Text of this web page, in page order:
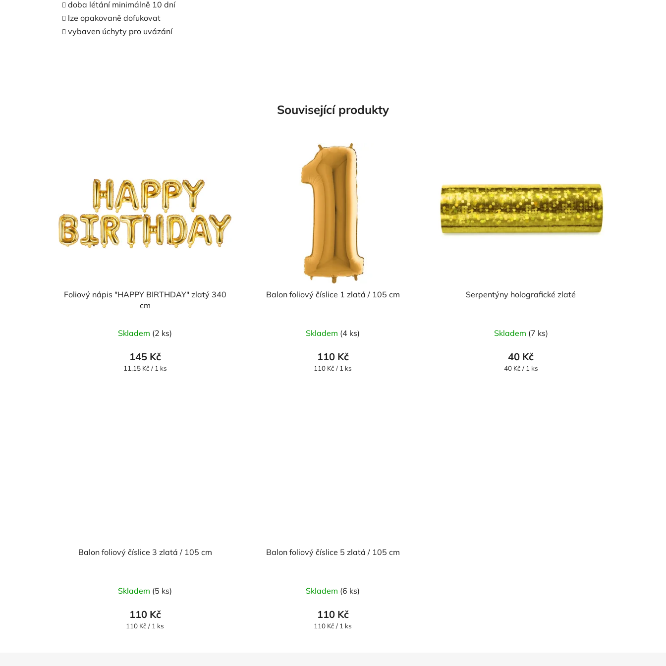
doba létání minimálně 10 dní
lze opakovaně dofukovat
vybaven úchyty pro uvázání
Související produkty
Foliový nápis "HAPPY BIRTHDAY" zlatý 340
cm
Skladem (2 ks)
145 Kč
Měrná
11,15 Kč / 1 ks
Balon foliový číslice 1 zlatá / 105 cm
Skladem (4 ks)
110 Kč
Měrná
110 Kč / 1 ks
Serpentýny holografické zlaté
Skladem (7 ks)
40 Kč
Měrná
40 Kč / 1 ks
Balon foliový číslice 3 zlatá / 105 cm
Skladem (5 ks)
110 Kč
Měrná
110 Kč / 1 ks
Balon foliový číslice 5 zlatá / 105 cm
Skladem (6 ks)
110 Kč
Měrná
110 Kč / 1 ks